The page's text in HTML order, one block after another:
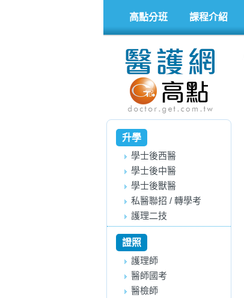
高點分班 課程介紹
升學
學士後西醫
學士後中醫
學士後獸醫
私醫聯招 / 轉學考
護理二技
證照
護理師
醫師國考
醫檢師